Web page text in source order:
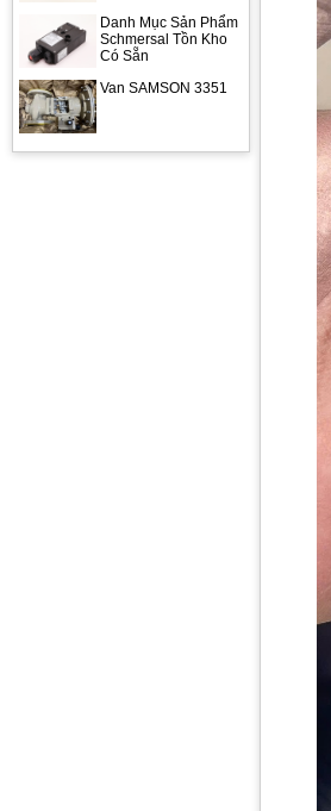
Danh Mục Sản Phẩm
Schmersal Tồn Kho
Có Sẵn
Van SAMSON 3351